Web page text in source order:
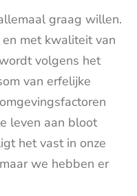
graag willen.
met kwaliteit van
volgens het
van erfelijke
leven aan bloot
het vast in onze
we hebben er